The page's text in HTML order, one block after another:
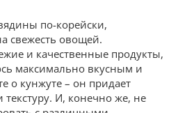
по-корейски,
свежесть овощей.
и качественные продукты,
максимально вкусным и
о кунжуте – он придает
И, конечно же, не